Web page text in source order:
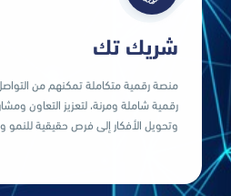
شريك تك
منصة رقمية متكاملة تمكنهم من
رقمية شاملة ومرنة، لتعزيز التعاون
وتحويل الأفكار إلى فرص حقيقية للنمو
منصة رقمية متكاملة تمكنهم من
رقمية شاملة ومرنة، لتعزيز التعاون
وتحويل الأفكار إلى فرص حقيقية للنمو